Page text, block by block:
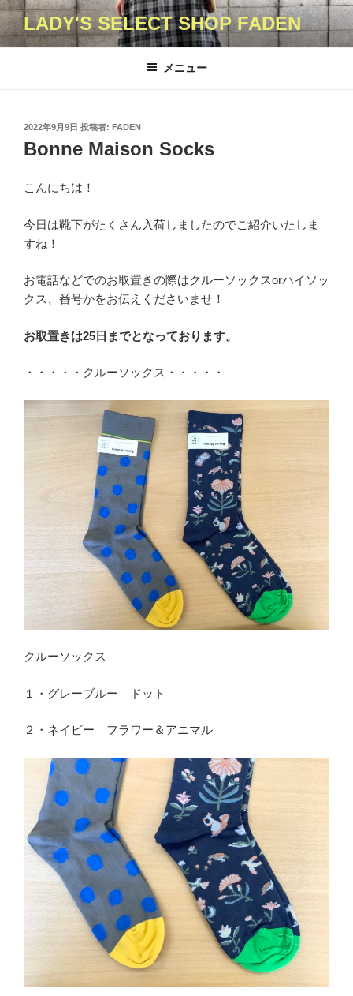
コ
ン
テ
LADY'S SELECT SHOP FADEN
メニュー
投
稿
日:
2022年9月9日 投稿者: FADEN
Bonne Maison Socks
こんにちは！
今日は靴下がたくさん入荷しましたのでご紹介いたしま
すね！
お電話などでのお取置きの際はクルーソックスorハイソッ
クス、番号かをお伝えくださいませ！
お取置きは25日までとなっております。
・・・・・クルーソックス・・・・・
クルーソックス
１・グレーブルー ドット
２・ネイビー フラワー＆アニマル